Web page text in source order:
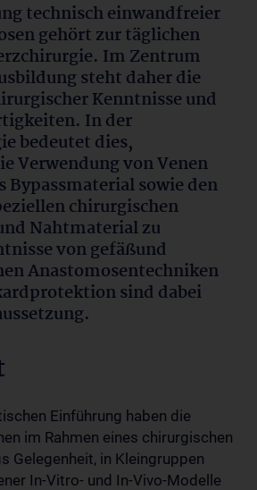
technisch einwandfreier
gehört zur täglichen
Im Zentrum
steht daher die
Kenntnisse und
In der
bedeutet dies,
Verwendung von Venen
Bypassmaterial sowie den
chirurgischen
Nahtmaterial zu
von gefäßund
Anastomosentechniken
sind dabei
Einführung haben die
im Rahmen eines chirurgischen
Gelegenheit, in Kleingruppen
In-Vitro- und In-Vivo-Modelle